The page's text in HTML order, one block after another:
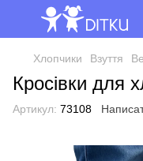
Хлопчики Взуття
Кросівки для
Артикул: 73108